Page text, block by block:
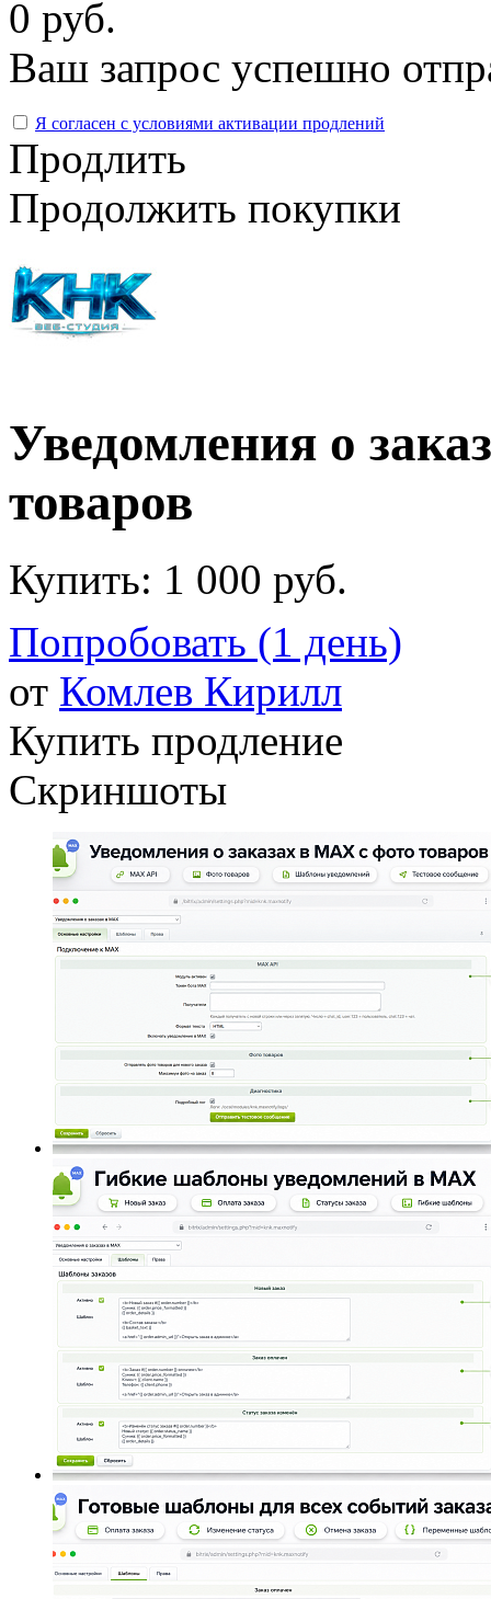
0 руб.
Ваш запрос успешно
Я согласен с условиями активации продлений
Продлить
Продолжить покупки
Уведомления о
товаров
Купить: 1 000 руб.
Попробовать (1 день)
от Комлев Кирилл
Купить продление
Скриншоты